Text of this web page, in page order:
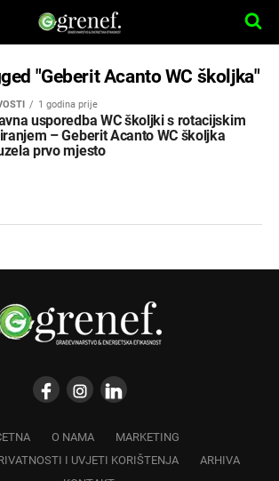
"Geberit Acanto WC školjka"
1 godina prije
usporedba WC školjki s rotacijskim
– Geberit Acanto WC školjka
prvo mjesto
O NAMA
MARKETING
I UVJETI KORIŠTENJA
ARHIVA